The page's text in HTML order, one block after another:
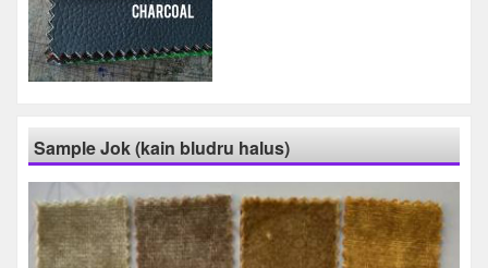
Sample Jok (kain bludru halus)